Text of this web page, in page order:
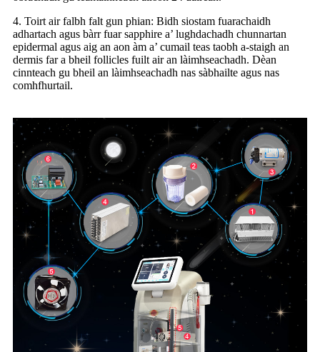
4. Toirt air falbh falt gun phian: Bidh siostam fuarachaidh
adhartach agus bàrr fuar sapphire a’ lughdachadh chunnartan
epidermal agus aig an aon àm a’ cumail teas taobh a-staigh an
dermis far a bheil follicles fuilt air an làimhseachadh. Dèan
cinnteach gu bheil an làimhseachadh nas sàbhailte agus nas
comhfhurtail.